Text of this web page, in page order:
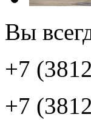
Вы
+7
+7